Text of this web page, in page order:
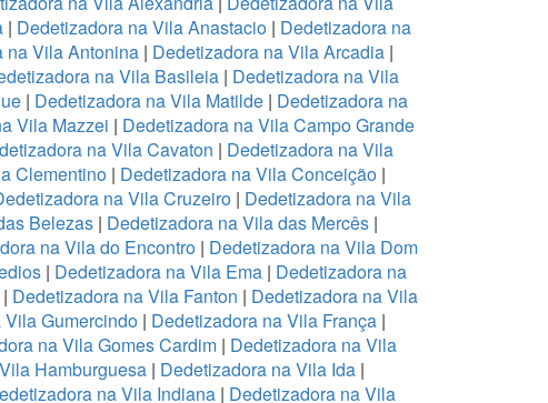
| Dedetizadora na Vila Anastacio| Dedetizadora na
na Vila Antonina | Dedetizadora na Vila Arcadia |
na Vila Basileia | Dedetizadora na Vila
| Dedetizadora na Vila Matilde| Dedetizadora na
Vila Mazzei | Dedetizadora na Vila Campo Grande
na Vila Cavaton | Dedetizadora na Vila
Clementino| Dedetizadora na Vila Conceição|
na Vila Cruzeiro | Dedetizadora na Vila
Belezas| Dedetizadora na Vila das Mercês|
na Vila do Encontro | Dedetizadora na Vila Dom
| Dedetizadora na Vila Ema | Dedetizadora na
Dedetizadora na Vila Fanton | Dedetizadora na Vila
Gumercindo | Dedetizadora na Vila França |
na Vila Gomes Cardim | Dedetizadora na Vila
Hamburguesa| Dedetizadora na Vila Ida|
na Vila Indiana | Dedetizadora na Vila